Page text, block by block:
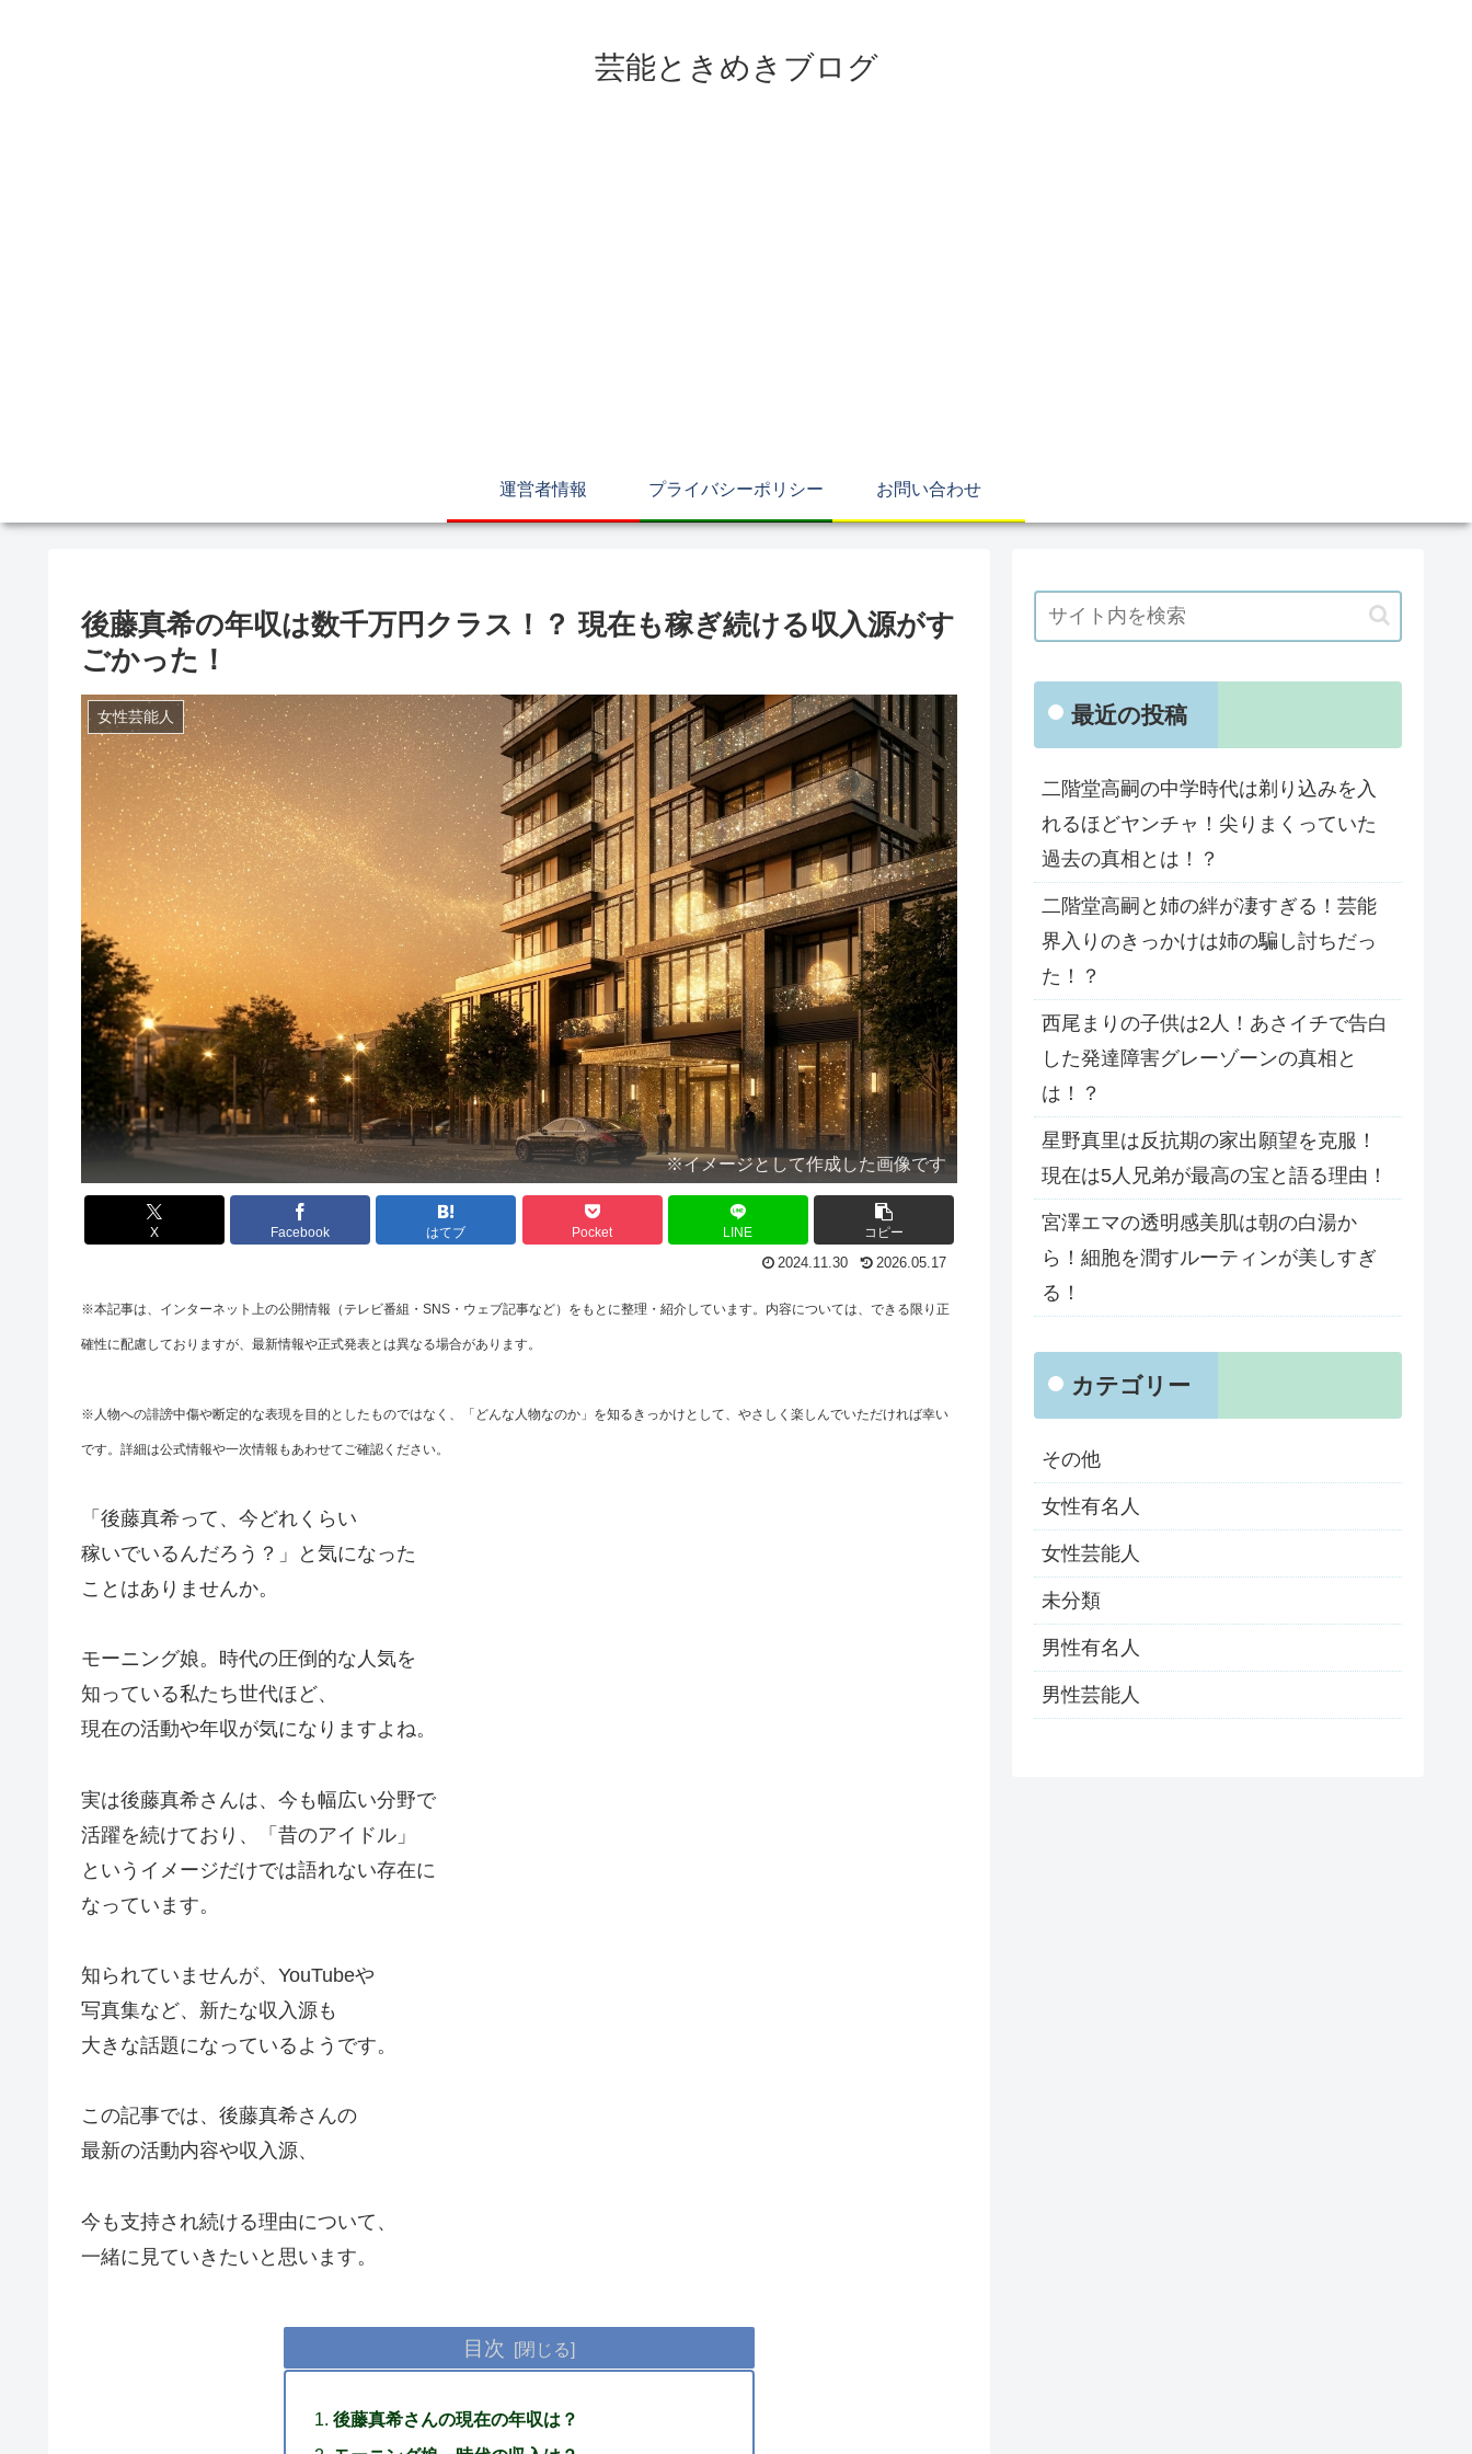
芸能ときめきブログ
運営者情報 プライバシーポリシー お問い合わせ
後藤真希の年収は数千万円クラス！？ 現在も稼ぎ続ける収入源がす
ごかった！
女性芸能人
※イメージとして作成した画像です
X Facebook はてブ Pocket LINE コピー
2024.11.30 2026.05.17
※本記事は、インターネット上の公開情報（テレビ番組・SNS・ウェブ記事など）をもとに整理・紹介しています。内容については、できる限り正
確性に配慮しておりますが、最新情報や正式発表とは異なる場合があります。
※人物への誹謗中傷や断定的な表現を目的としたものではなく、「どんな人物なのか」を知るきっかけとして、やさしく楽しんでいただければ幸い
です。詳細は公式情報や一次情報もあわせてご確認ください。
「後藤真希って、今どれくらい
稼いでいるんだろう？」と気になった
ことはありませんか。
モーニング娘。時代の圧倒的な人気を
知っている私たち世代ほど、
現在の活動や年収が気になりますよね。
実は後藤真希さんは、今も幅広い分野で
活躍を続けており、「昔のアイドル」
というイメージだけでは語れない存在に
なっています。
知られていませんが、YouTubeや
写真集など、新たな収入源も
大きな話題になっているようです。
この記事では、後藤真希さんの
最新の活動内容や収入源、
今も支持され続ける理由について、
一緒に見ていきたいと思います。
目次
後藤真希さんの現在の年収は？
最近の投稿
二階堂高嗣の中学時代は剃り込みを入
れるほどヤンチャ！尖りまくっていた
過去の真相とは！？
二階堂高嗣と姉の絆が凄すぎる！芸能
界入りのきっかけは姉の騙し討ちだっ
た！？
西尾まりの子供は2人！あさイチで告白
した発達障害グレーゾーンの真相と
は！？
星野真里は反抗期の家出願望を克服！
現在は5人兄弟が最高の宝と語る理由！
宮澤エマの透明感美肌は朝の白湯か
ら！細胞を潤すルーティンが美しすぎ
る！
カテゴリー
その他
女性有名人
女性芸能人
未分類
男性有名人
男性芸能人